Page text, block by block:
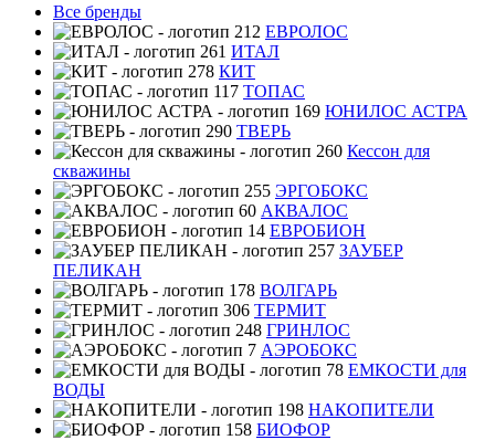
Все бренды
ЕВРОЛОС
ИТАЛ
КИТ
ТОПАС
ЮНИЛОС АСТРА
ТВЕРЬ
Кессон для
скважины
ЭРГОБОКС
АКВАЛОС
ЕВРОБИОН
ЗАУБЕР
ПЕЛИКАН
ВОЛГАРЬ
ТЕРМИТ
ГРИНЛОС
АЭРОБОКС
ЕМКОСТИ для
ВОДЫ
НАКОПИТЕЛИ
БИОФОР